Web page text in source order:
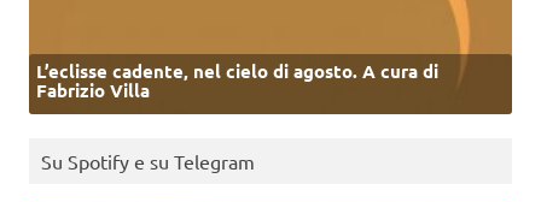
L’eclisse cadente, nel cielo di agosto. A cura di
Fabrizio Villa
Su Spotify e su Telegram